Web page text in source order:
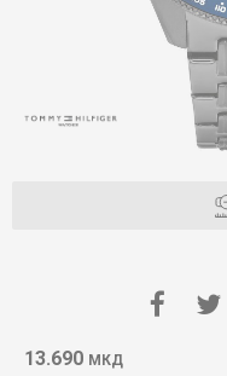
13.690 МКД